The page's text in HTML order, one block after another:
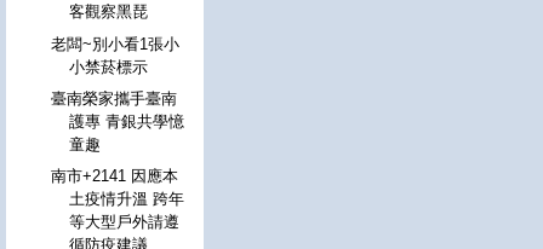
客觀察黑琵
老闆~別小看1張小
小禁菸標示
臺南榮家攜手臺南
護專 青銀共學憶
童趣
南市+2141 因應本
土疫情升溫 跨年
等大型戶外請遵
循防疫建議